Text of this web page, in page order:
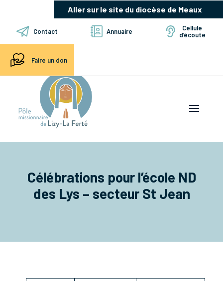
Aller sur le site du diocèse de Meaux
Contact Annuaire
Cellule
d’écoute
Faire un don
Célébrations pour l’école ND
des Lys – secteur St Jean